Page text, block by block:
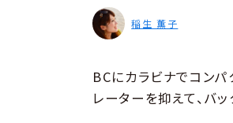
稲生 薫子
BCにカラビナでコンパ
レーターを抑えて、バ